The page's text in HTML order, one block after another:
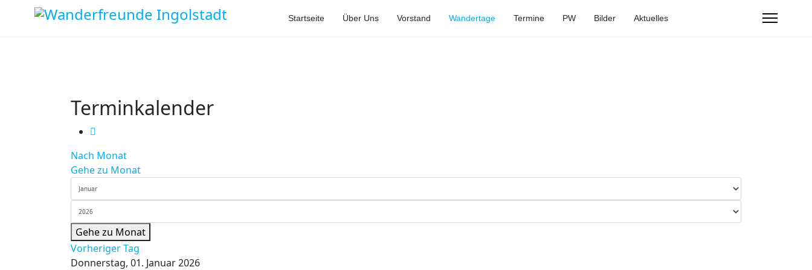
Startseite Über Uns Vorstand Wandertage Termine PW Bilder Aktuelles
Terminkalender
Nach Monat
Gehe zu Monat
Gehe zu Monat
Vorheriger Tag
Donnerstag, 01. Januar 2026